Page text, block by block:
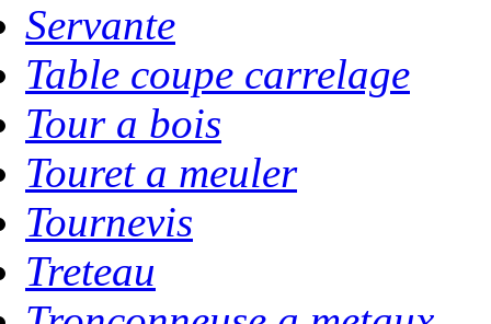
Servante
Table coupe carrelage
Tour a bois
Touret a meuler
Tournevis
Treteau